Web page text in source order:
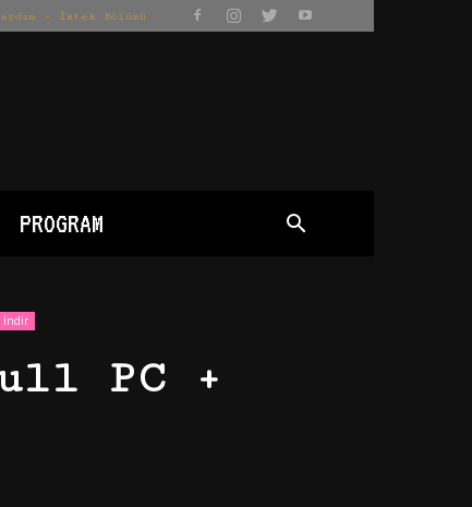
– İstek Bölümü
PROGRAM
İndir
PC +